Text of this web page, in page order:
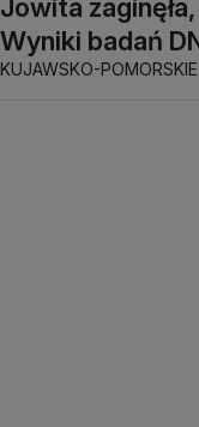
Jowita
Wyniki badań
KUJAWSKO-POMORSKIE